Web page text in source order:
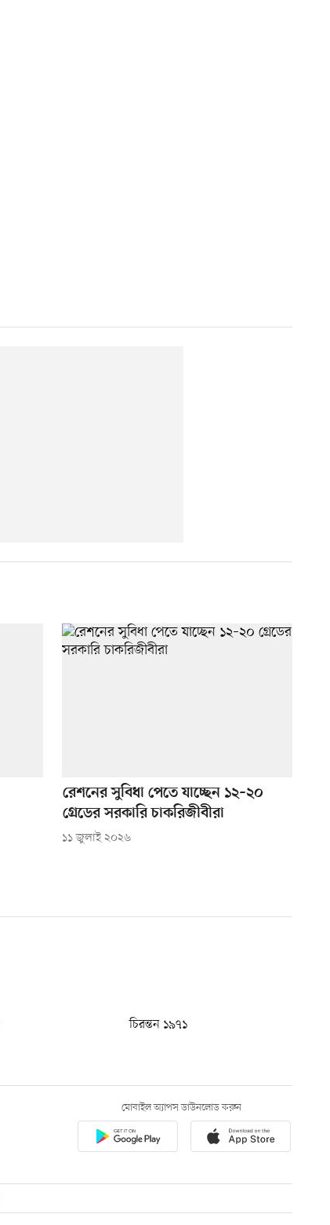
রেশনের সুবিধা পেতে যাচ্ছেন ১২–২০
গ্রেডের সরকারি চাকরিজীবীরা
১১ জুলাই ২০২৬
চিরন্তন ১৯৭১
মোবাইল অ্যাপস ডাউনলোড করুন